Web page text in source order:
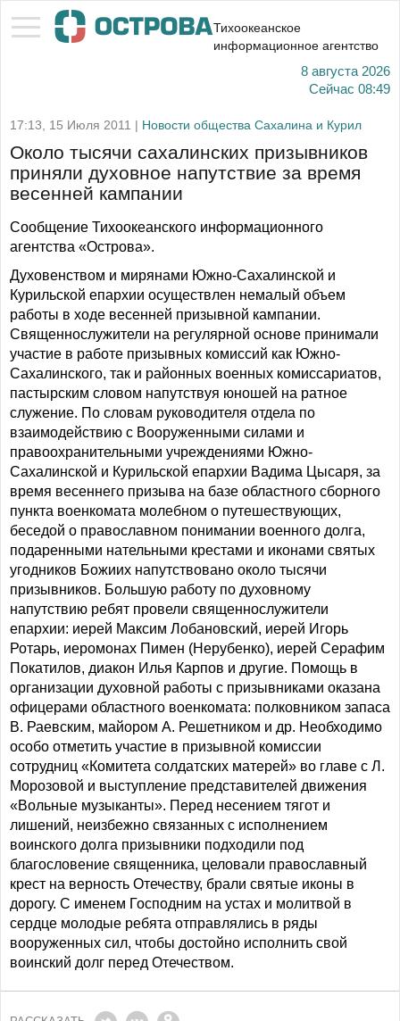
Тихоокеанское
информационное агентство
8 августа 2026
Сейчас 08:49
17:13, 15 Июля 2011 | Новости общества Сахалина и Курил
Около тысячи сахалинских призывников
приняли духовное напутствие за время
весенней кампании
Сообщение Тихоокеанского информационного
агентства «Острова».
Духовенством и мирянами Южно-Сахалинской и
Курильской епархии осуществлен немалый объем
работы в ходе весенней призывной кампании.
Священнослужители на регулярной основе принимали
участие в работе призывных комиссий как Южно-
Сахалинского, так и районных военных комиссариатов,
пастырским словом напутствуя юношей на ратное
служение. По словам руководителя отдела по
взаимодействию с Вооруженными силами и
правоохранительными учреждениями Южно-
Сахалинской и Курильской епархии Вадима Цысаря, за
время весеннего призыва на базе областного сборного
пункта военкомата молебном о путешествующих,
беседой о православном понимании военного долга,
подаренными нательными крестами и иконами святых
угодников Божиих напутствовано около тысячи
призывников. Большую работу по духовному
напутствию ребят провели священнослужители
епархии: иерей Максим Лобановский, иерей Игорь
Ротарь, иеромонах Пимен (Нерубенко), иерей Серафим
Покатилов, диакон Илья Карпов и другие. Помощь в
организации духовной работы с призывниками оказана
офицерами областного военкомата: полковником запаса
В. Раевским, майором А. Решетником и др. Необходимо
особо отметить участие в призывной комиссии
сотрудниц «Комитета солдатских матерей» во главе с Л.
Морозовой и выступление представителей движения
«Вольные музыканты». Перед несением тягот и
лишений, неизбежно связанных с исполнением
воинского долга призывники подходили под
благословение священника, целовали православный
крест на верность Отечеству, брали святые иконы в
дорогу. С именем Господним на устах и молитвой в
сердце молодые ребята отправлялись в ряды
вооруженных сил, чтобы достойно исполнить свой
воинский долг перед Отечеством.